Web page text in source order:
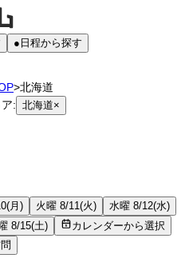
● 日程から探す
>北海道
: 北海道×
月) 火曜 8/11(火)
水曜 8/12(水)
8/15(土)
カレンダーから選択